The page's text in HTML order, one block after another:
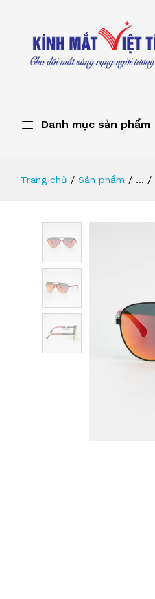
Danh mục sản phẩm
Trang chủ Sản phẩm ...